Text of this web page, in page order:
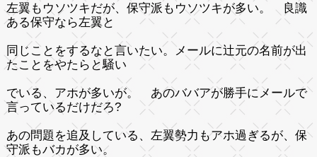
左翼もウソツキだが、保守派もウソツキが多い。 良識
ある保守なら左翼と
同じことをするなと言いたい。メールに辻元の名前が出
たことをやたらと騒い
でいる、アホが多いが。 あのババアが勝手にメールで
言っているだけだろ?
あの問題を追及している、左翼勢力もアホ過ぎるが、保
守派もバカが多い。